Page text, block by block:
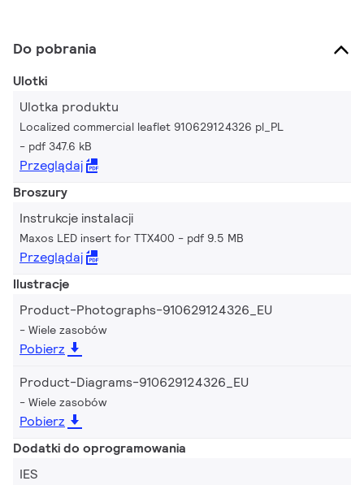
Do pobrania
Ulotki
Ulotka produktu
Localized commercial leaflet 910629124326 pl_PL
pdf 347.6 kB
Przeglądaj
Broszury
Instrukcje instalacji
Maxos LED insert for TTX400 pdf 9.5 MB
Przeglądaj
Ilustracje
Product-Photographs-910629124326_EU
Wiele zasobów
Pobierz
Product-Diagrams-910629124326_EU
Wiele zasobów
Pobierz
Dodatki do oprogramowania
IES